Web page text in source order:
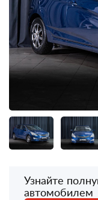
Узнайте
автомобилем